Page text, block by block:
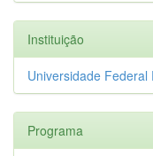
Instituição
Universidade Federal
Programa